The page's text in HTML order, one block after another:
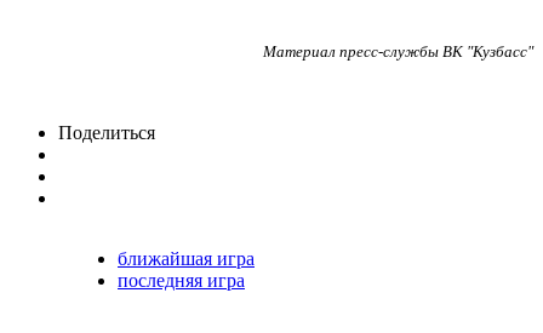
Материал пресс-службы ВК "Кузбасс"
Поделиться
ближайшая игра
последняя игра